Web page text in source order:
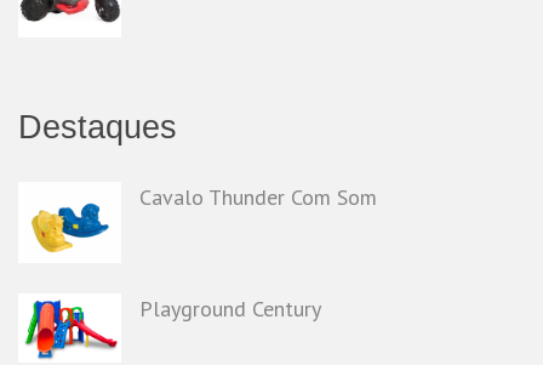
Destaques
Cavalo Thunder Com Som
Playground Century